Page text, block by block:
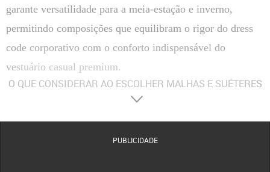
garante versatilidade para a meia-estação e inverno,
permitindo composições que equilibram o rigor do dress
code corporativo com o conforto indispensável do
vestuário casual premium.
O QUE CONSIDERAR AO ESCOLHER MALHAS E SUÉTERES
MASCULINOS
acrílico, define o nível de retenção de calor e a respirabilidade da peça. Malhas de algodão
são ideais para o clima tropical por serem leves e evitarem o superaquecimento, enquanto a
PUBLICIDADE